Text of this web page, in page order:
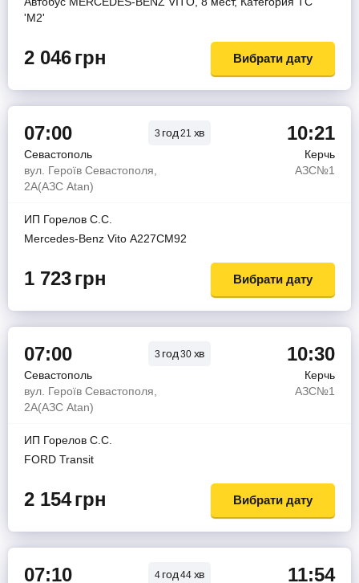
'М2'
2 046грн Вибрати дату
07:00 3 год21 хв 10:21
Севастополь
Керчь
вул. Героїв Севастополя,
2А(АЗС Atan)
АЗС№1
ИП Горелов С.С.
Mercedes-Benz Vito А227СМ92
1 723грн Вибрати дату
07:00 3 год30 хв 10:30
Севастополь
Керчь
вул. Героїв Севастополя,
2А(АЗС Atan)
АЗС№1
ИП Горелов С.С.
FORD Transit
2 154грн Вибрати дату
07:10 4 год44 хв 11:54